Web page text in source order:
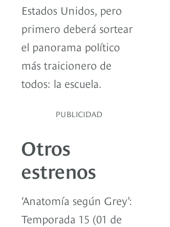
Estados Unidos, pero
primero deberá sortear
el panorama político
más traicionero de
todos: la escuela.
PUBLICIDAD
Otros
estrenos
‘Anatomía según Grey’:
Temporada 15 (01 de